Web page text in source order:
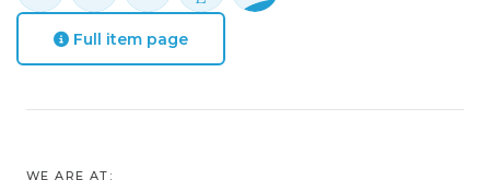
Full item page
WE ARE AT: